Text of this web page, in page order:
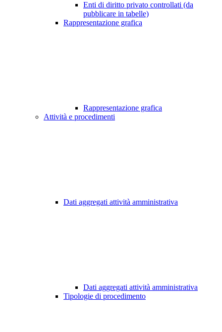
Enti di diritto privato controllati (da
pubblicare in tabelle)
Rappresentazione grafica
Rappresentazione grafica
Attività e procedimenti
Dati aggregati attività amministrativa
Dati aggregati attività amministrativa
Tipologie di procedimento